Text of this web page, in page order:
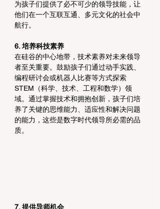
为孩子们提供了必不可少的领导技能，让
他们在一个互联互通、多元文化的社会中
航行。
6. 培养科技素养
在硅谷的中心地带，技术素养对未来领导
者至关重要。鼓励孩子们通过动手实践、
编程研讨会或机器人比赛等方式探索
STEM（科学、技术、工程和数学）领
域。通过掌握技术和拥抱创新，孩子们培
养了关键的思维能力、适应性和解决问题
的能力，这些是数字时代领导所必需的品
质。
7. 提供导师机会